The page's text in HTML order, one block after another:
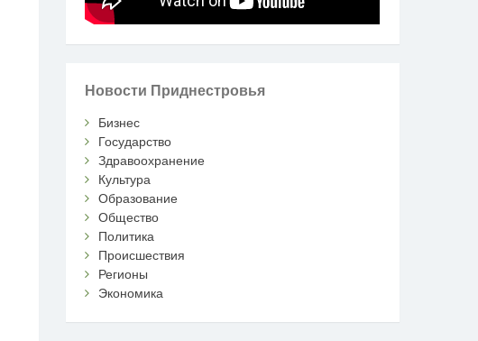
Новости Приднестровья
Бизнес
Государство
Здравоохранение
Культура
Образование
Общество
Политика
Происшествия
Регионы
Экономика